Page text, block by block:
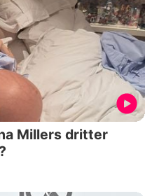
Millers dritter